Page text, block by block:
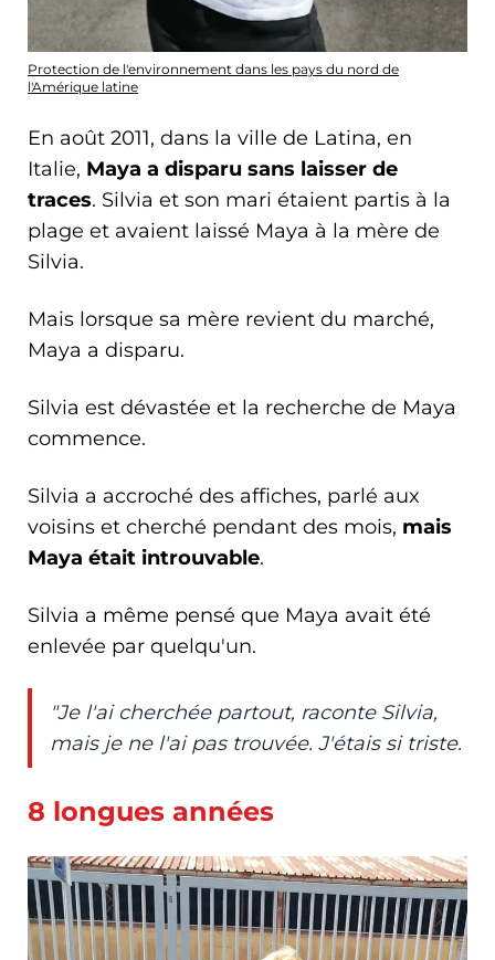
Protection de l'environnement dans les pays du nord de
l'Amérique latine
En août 2011, dans la ville de Latina, en
Italie, Maya a disparu sans laisser de
traces. Silvia et son mari étaient partis à la
plage et avaient laissé Maya à la mère de
Silvia.
Mais lorsque sa mère revient du marché,
Maya a disparu.
Silvia est dévastée et la recherche de Maya
commence.
Silvia a accroché des affiches, parlé aux
voisins et cherché pendant des mois, mais
Maya était introuvable.
Silvia a même pensé que Maya avait été
enlevée par quelqu'un.
"Je l'ai cherchée partout, raconte Silvia,
mais je ne l'ai pas trouvée. J'étais si triste.
8 longues années